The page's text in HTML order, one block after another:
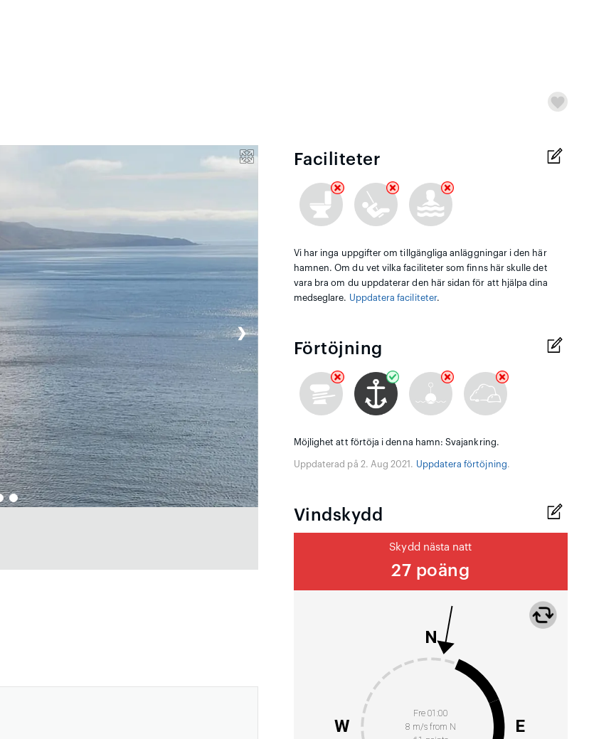
❯
Faciliteter
Vi har inga uppgifter om tillgängliga anläggningar i den här
hamnen. Om du vet vilka faciliteter som finns här skulle det
vara bra om du uppdaterar den här sidan för att hjälpa dina
medseglare. Uppdatera faciliteter.
Förtöjning
Möjlighet att förtöja i denna hamn: Svajankring.
Uppdaterad på 2. Aug 2021. Uppdatera förtöjning.
Vindskydd
Skydd nästa natt
27 poäng
Fre 01:00
8 m/s from N
N
E
W